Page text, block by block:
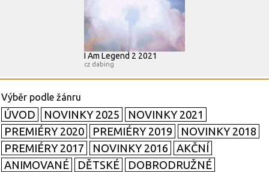
I Am Legend 2 2021
cz dabing
ÚVOD NOVINKY 2025
NOVINKY 2021
PREMIÉRY 2020
PREMIÉRY 2019
NOVINKY 2018
PREMIÉRY 2017
NOVINKY 2016
AKČNÍ
ANIMOVANÉ
DĚTSKÉ
DOBRODRUŽNÉ